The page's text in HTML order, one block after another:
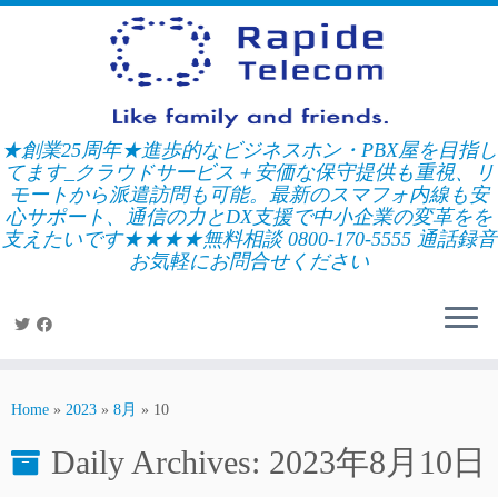
Skip
★創業25周年★進歩的なビジネスホン・PBX屋を目指し
てます_クラウドサービス＋安価な保守提供も重視、リ
モートから派遣訪問も可能。最新のスマフォ内線も安
心サポート、通信の力とDX支援で中小企業の変革をを
支えたいです★★★★無料相談 0800-170-5555 通話録音
お気軽にお問合せください
Home » 2023 » 8月 » 10
Daily Archives: 2023年8月10日